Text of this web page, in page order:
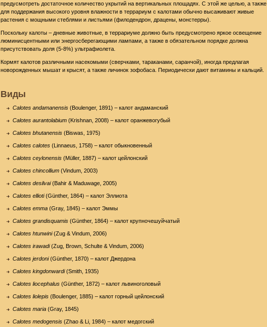
предусмотреть достаточное количество укрытий на вертикальных площадях. С этой же целью, а также
для поддержания высокого уровня влажности в террариум с калотами обычно высаживают живые
растения с мощными стеблями и листьями (филодендрон, драцены, монстерры).
Поскольку калоты – дневные животные, в террариуме должно быть предусмотрено яркое освещение
люминисцентными или энергосберегающими лампами, а также в обязательном порядке должна
присутствовать доля (5-8%) ультрафиолета.
Кормят калотов различными насекомыми (сверчками, тараканами, саранчой), иногда предлагая
новорожденных мышат и крысят, а также личинок зофобаса. Периодически дают витамины и кальций.
Виды
Calotes andamanensis (Boulenger, 1891) – калот андаманский
Calotes aurantolabium (Krishnan, 2008) – калот оранжевогубый
Calotes bhutanensis (Biswas, 1975)
Calotes calotes (Linnaeus, 1758) – калот обыкновенный
Calotes ceylonensis (Müller, 1887) – калот цейлонский
Calotes chincollium (Vindum, 2003)
Calotes desilvai(Bahir & Maduwage, 2005)
Calotes ellioti(Günther, 1864) – калот Эллиота
Calotes emma (Gray, 1845) – калот Эммы
Calotes grandisquamis (Günther, 1864) – калот крупночешуйчатый
Calotes htunwini(Zug & Vindum, 2006)
Calotes irawadi(Zug, Brown, Schulte & Vindum, 2006)
Calotes jerdoni(Günther, 1870) – калот Джердона
Calotes kingdonwardi(Smith, 1935)
Calotes liocephalus (Günther, 1872) – калот львиноголовый
Calotes liolepis (Boulenger, 1885) – калот горный цейлонский
Calotes maria (Gray, 1845)
Calotes medogensis (Zhao & Li, 1984) – калот медогский